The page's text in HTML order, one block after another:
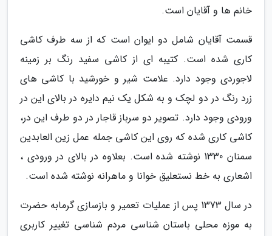
خانم ها و آقایان است.
قسمت آقایان شامل دو ایوان است که از سه طرف کاشی
کاری شده است. کتیبه ای از کاشی سفید رنگ بر زمینه
لاجوردی وجود دارد. علامت شیر و خورشید با کاشی های
زرد رنگ در دو لچک و به شکل یک نیم دایره در بالای این در
ورودی وجود دارد. تصویر دو سرباز قاجار در دو طرف این در،
کاشی کاری شده که روی این کاشی جمله عمل زین العابدین
سمنان 1330 نوشته شده است. بعلاوه در بالای در ورودی ،
اشعاری به خط نستعلیق خوانا و ماهرانه نوشته شده است.
در سال 1373 پس از عملیات تعمیر و بازسازی گرمابه حضرت
به موزه محلی باستان شناسی مردم شناسی تغییر کاربری